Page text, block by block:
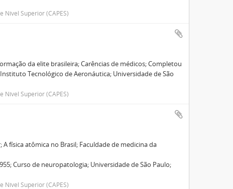
Nível Superior (CAPES)
da elite brasileira; Carências de médicos; Completou
Tecnológico de Aeronáutica; Universidade de São
Nível Superior (CAPES)
física atômica no Brasil; Faculdade de medicina da
Curso de neuropatologia; Universidade de São Paulo;
Nível Superior (CAPES)